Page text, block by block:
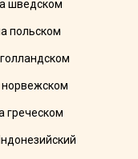
шведском
польском
норвежском
греческом